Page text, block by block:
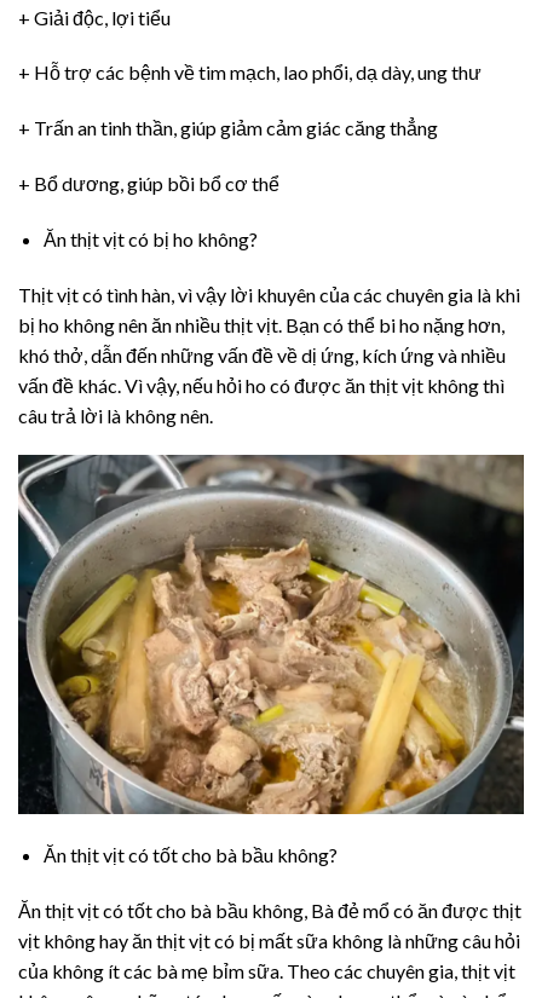
+ Giải độc, lợi tiểu
+ Hỗ trợ các bệnh về tim mạch, lao phổi, dạ dày, ung thư
+ Trấn an tinh thần, giúp giảm cảm giác căng thẳng
+ Bổ dương, giúp bồi bổ cơ thể
Ăn thịt vịt có bị ho không?
Thịt vịt có tình hàn, vì vậy lời khuyên của các chuyên gia là khi
bị ho không nên ăn nhiều thịt vịt. Bạn có thể bi ho nặng hơn,
khó thở, dẫn đến những vấn đề về dị ứng, kích ứng và nhiều
vấn đề khác. Vì vậy, nếu hỏi ho có được ăn thịt vịt không thì
câu trả lời là không nên.
Ăn thịt vịt có tốt cho bà bầu không?
Ăn thịt vịt có tốt cho bà bầu không, Bà đẻ mổ có ăn được thịt
vịt không hay ăn thịt vịt có bị mất sữa không là những câu hỏi
của không ít các bà mẹ bỉm sữa. Theo các chuyên gia, thịt vịt